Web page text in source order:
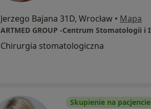
Jerzego Bajana 31D, Wrocław • Mapa
Chirurgia stomatologiczna
Skupienie na pacjencie